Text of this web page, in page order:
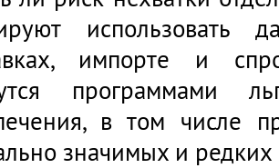
использовать
импорте и
программами
в том числе
значимых и редких